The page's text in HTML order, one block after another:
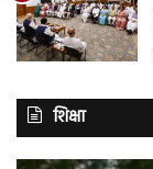
शिक्षा